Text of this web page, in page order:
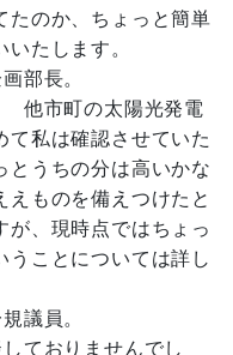
たのか、ちょっと簡単
たします。
部長。
市町の太陽光発電
て私は確認させていた
とうちの分は高いかな
えものを備えつけたと
が、現時点ではちょっ
うことについては詳し
議員。
ておりませんでし